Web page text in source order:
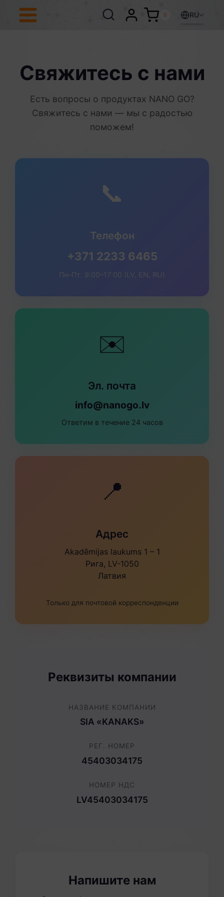
содержимому
0 RU
Свяжитесь с нами
Есть вопросы о продуктах NANO GO?
Свяжитесь с нами — мы с радостью
поможем!
📞
Телефон
+371 2233 6465
Пн–Пт: 9:00–17:00 (LV, EN, RU)
✉️
Эл. почта
info@nanogo.lv
Ответим в течение 24 часов
📍
Адрес
Akadēmijas laukums 1 – 1
Рига, LV-1050
Латвия
Только для почтовой корреспонденции
Реквизиты компании
НАЗВАНИЕ КОМПАНИИ
SIA «KANAKS»
РЕГ. НОМЕР
45403034175
НОМЕР НДС
LV45403034175
Напишите нам